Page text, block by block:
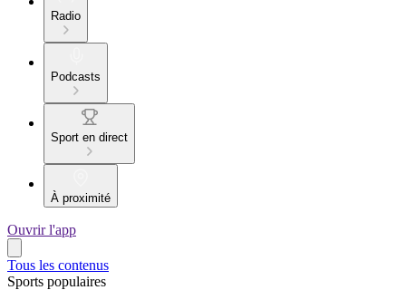
Radio
Podcasts
Sport en direct
À proximité
Ouvrir l'app
Tous les contenus
Sports populaires